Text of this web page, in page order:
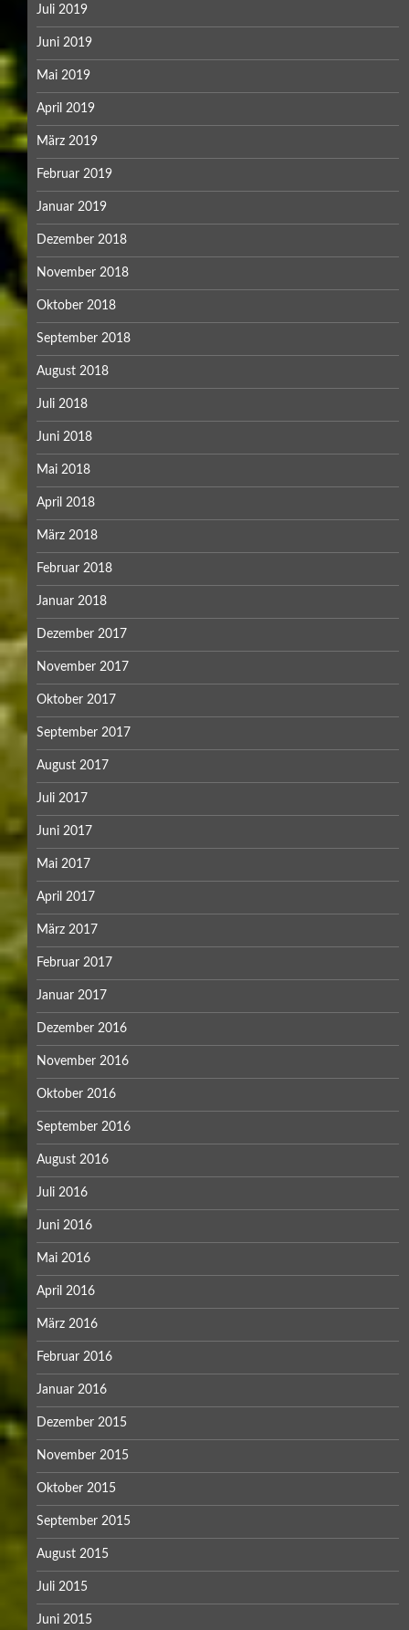
Juli 2019
Juni 2019
Mai 2019
April 2019
März 2019
Februar 2019
Januar 2019
Dezember 2018
November 2018
Oktober 2018
September 2018
August 2018
Juli 2018
Juni 2018
Mai 2018
April 2018
März 2018
Februar 2018
Januar 2018
Dezember 2017
November 2017
Oktober 2017
September 2017
August 2017
Juli 2017
Juni 2017
Mai 2017
April 2017
März 2017
Februar 2017
Januar 2017
Dezember 2016
November 2016
Oktober 2016
September 2016
August 2016
Juli 2016
Juni 2016
Mai 2016
April 2016
März 2016
Februar 2016
Januar 2016
Dezember 2015
November 2015
Oktober 2015
September 2015
August 2015
Juli 2015
Juni 2015